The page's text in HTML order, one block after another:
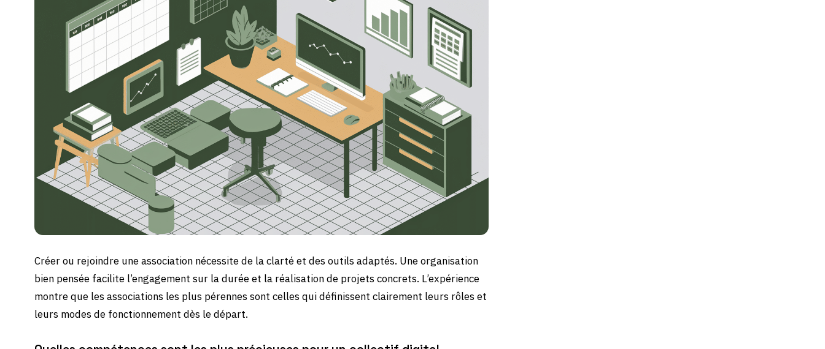
Créer ou rejoindre une association nécessite de la clarté et des outils adaptés. Une organisation
bien pensée facilite l’engagement sur la durée et la réalisation de projets concrets. L’expérience
montre que les associations les plus pérennes sont celles qui définissent clairement leurs rôles et
leurs modes de fonctionnement dès le départ.